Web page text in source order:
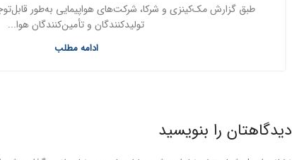
طبق گزارش مک‌کینزی و شرکا، شرکت‌های هواپیمایی به‌طور
تولیدکنندگان و تأمین‌کنندگان هوا...
ادامه مطلب
دیدگاهتان را بنویسید